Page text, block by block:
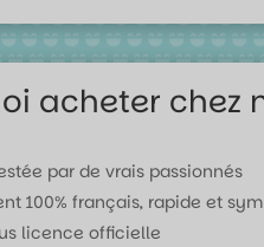
acheter chez
par de vrais passionnés
100% français, rapide et
licence officielle